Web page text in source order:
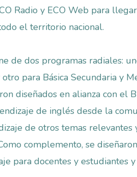
Radio y ECO Web para
el territorio nacional.
de dos programas radiales:
para Básica Secundaria y
diseñados en alianza con el
de inglés desde la
de otros temas relevantes
complemento, se
para docentes y estudiantes